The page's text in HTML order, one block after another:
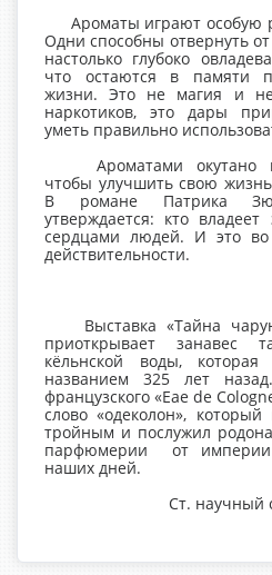
Ароматы играют особую
Одни способны отвернуть
настолько глубоко
что остаются в памяти
жизни. Это не магия и не
наркотиков, это дары
уметь правильно
Ароматами окутано
чтобы улучшить свою
В романе Патрика
утверждается: кто
сердцами людей. И это во
действительности.
Выставка «Тайна
приоткрывает занавес
кёльнской воды,
названием 325 лет
французского «Eae de
слово «одеколон»,
тройным и послужил
парфюмерии от империи
наших дней.
Ст. научный